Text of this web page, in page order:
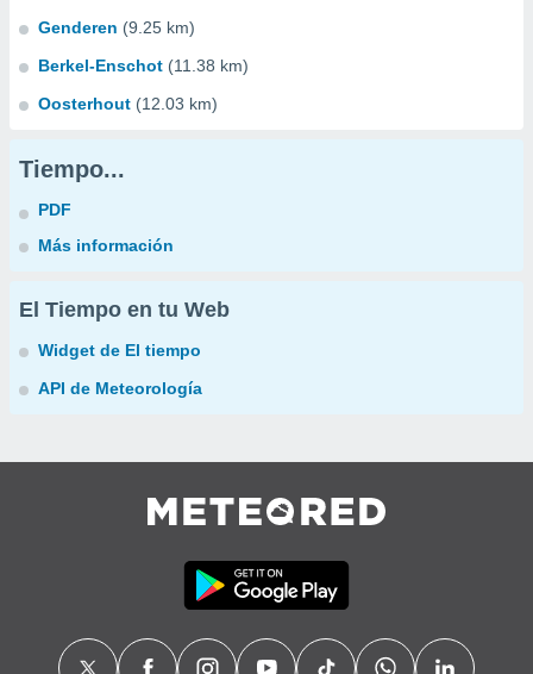
Genderen (9.25 km)
Berkel-Enschot (11.38 km)
Oosterhout (12.03 km)
Tiempo...
PDF
Más información
El Tiempo en tu Web
Widget de El tiempo
API de Meteorología